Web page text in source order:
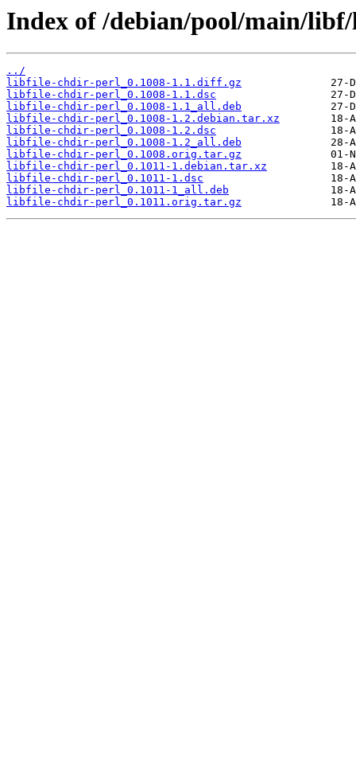
Index of /debian/pool/main/
../
libfile-chdir-perl_0.1008-1.1.diff.gz
libfile-chdir-perl_0.1008-1.1.dsc
libfile-chdir-perl_0.1008-1.1_all.deb
libfile-chdir-perl_0.1008-1.2.debian.tar.xz
libfile-chdir-perl_0.1008-1.2.dsc
libfile-chdir-perl_0.1008-1.2_all.deb
libfile-chdir-perl_0.1008.orig.tar.gz
libfile-chdir-perl_0.1011-1.debian.tar.xz
libfile-chdir-perl_0.1011-1.dsc
libfile-chdir-perl_0.1011-1_all.deb
libfile-chdir-perl_0.1011.orig.tar.gz